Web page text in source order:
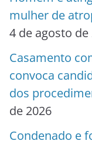
mulher de
4 de agosto de
Casamento
convoca
dos
de 2026
Condenado e